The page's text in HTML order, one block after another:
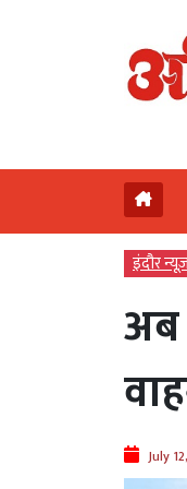
इंदौर
July